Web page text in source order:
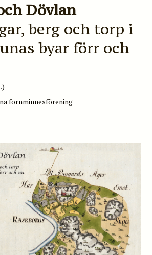
Dövlan
berg och torp i
byar förr och
fornminnesförening